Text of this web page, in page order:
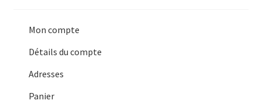
Mon compte
Détails du compte
Adresses
Panier